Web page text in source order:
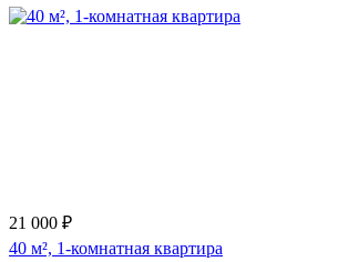
21 000 ₽
40 м², 1-комнатная квартира